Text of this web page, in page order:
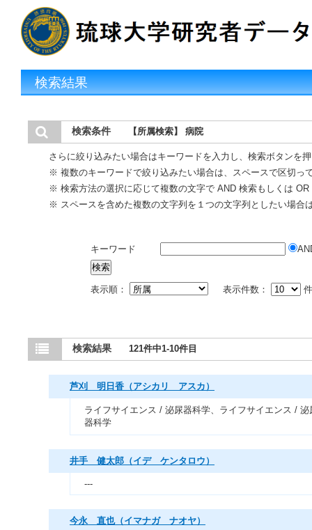
検索結果
検索条件 【所属検索】 病院
さらに絞り込みたい場合はキーワードを入力し、検索ボタンを
※ 複数のキーワードで絞り込みたい場合は、スペースで区切っ
※ 検索方法の選択に応じて複数の文字で AND 検索もしくは
※ スペースを含めた複数の文字列を１つの文字列としたい場合
キーワード
表示順： 表示件数：
検索結果 121件中1-10件目
芦刈 明日香（アシカリ アスカ）
ライフサイエンス / 泌尿器科学、ライフサイエンス / 泌
器科学
井手 健太郎（イデ ケンタロウ）
---
今永 直也（イマナガ ナオヤ）